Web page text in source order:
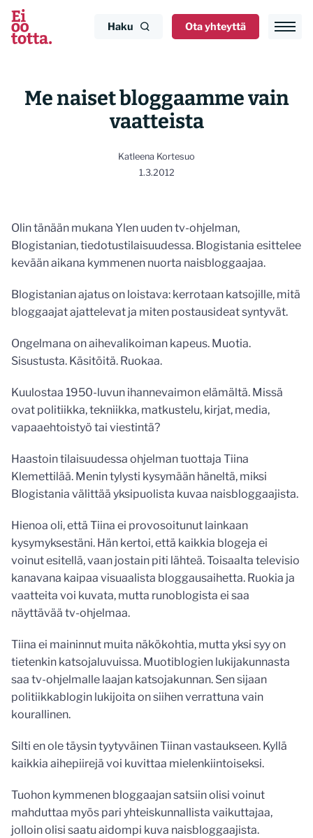
Siirry
sisältöön
Haku Ota yhteyttä
Me naiset bloggaamme vain
vaatteista
Katleena Kortesuo
1.3.2012
Olin tänään mukana Ylen uuden tv-ohjelman,
Blogistanian, tiedotustilaisuudessa. Blogistania esittelee
kevään aikana kymmenen nuorta naisbloggaajaa.
Blogistanian ajatus on loistava: kerrotaan katsojille, mitä
bloggaajat ajattelevat ja miten postausideat syntyvät.
Ongelmana on aihevalikoiman kapeus. Muotia.
Sisustusta. Käsitöitä. Ruokaa.
Kuulostaa 1950-luvun ihannevaimon elämältä. Missä
ovat politiikka, tekniikka, matkustelu, kirjat, media,
vapaaehtoistyö tai viestintä?
Haastoin tilaisuudessa ohjelman tuottaja Tiina
Klemettilää. Menin tylysti kysymään häneltä, miksi
Blogistania välittää yksipuolista kuvaa naisbloggaajista.
Hienoa oli, että Tiina ei provosoitunut lainkaan
kysymyksestäni. Hän kertoi, että kaikkia blogeja ei
voinut esitellä, vaan jostain piti lähteä. Toisaalta televisio
kanavana kaipaa visuaalista bloggausaihetta. Ruokia ja
vaatteita voi kuvata, mutta runoblogista ei saa
näyttävää tv-ohjelmaa.
Tiina ei maininnut muita näkökohtia, mutta yksi syy on
tietenkin katsojaluvuissa. Muotiblogien lukijakunnasta
saa tv-ohjelmalle laajan katsojakunnan. Sen sijaan
politiikkablogin lukijoita on siihen verrattuna vain
kourallinen.
Silti en ole täysin tyytyväinen Tiinan vastaukseen. Kyllä
kaikkia aihepiirejä voi kuvittaa mielenkiintoiseksi.
Tuohon kymmenen bloggaajan satsiin olisi voinut
mahduttaa myös pari yhteiskunnallista vaikuttajaa,
jolloin olisi saatu aidompi kuva naisbloggaajista.